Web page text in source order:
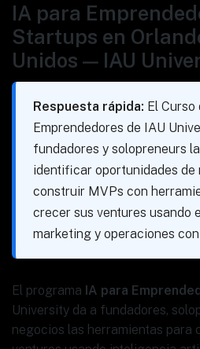
IA para
Startups en
Unidos — IAU
Respuesta rápida: El Curso
Emprendedores de IAU
fundadores y solopreneurs
identificar oportunidades de
construir MVPs con
crecer sus ventures usando
marketing y operaciones con
El programa IA para
University da a fundadores,
negocios las herramientas para